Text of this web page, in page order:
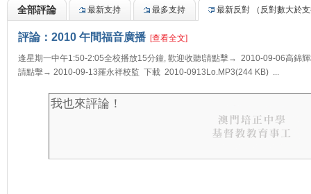
全部評論 最新支持 最多支持 最新反對 （反對數大於
評論：2010 午間福音廣播 [查看全文]
逢星期一中午1:50-2:05全校播放15分鐘, 歡迎收聽!請點擊→ 2010-09-06高錦
請點擊→ 2010-09-13羅永祥校監 下載 2010-0913Lo.MP3(244 KB) ...